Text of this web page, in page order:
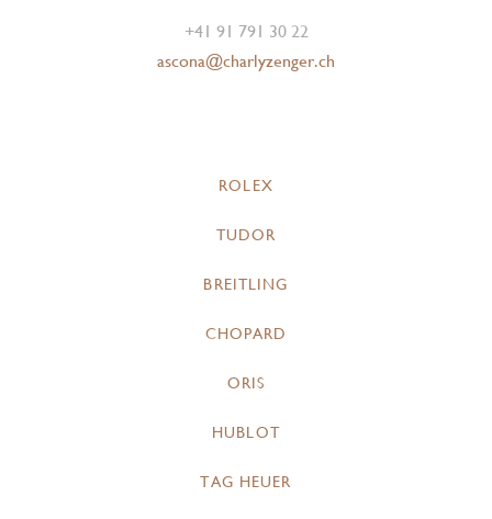
+41 91 791 30 22
ascona@charlyzenger.ch
ROLEX
TUDOR
BREITLING
CHOPARD
ORIS
HUBLOT
TAG HEUER